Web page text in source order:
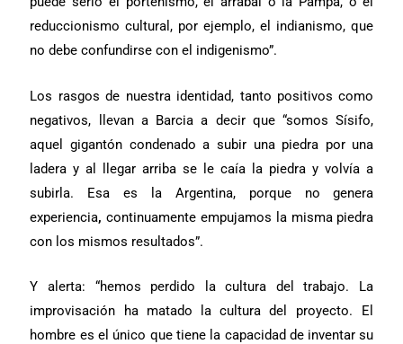
reduccionismo cultural, por ejemplo, el indianismo, que
no debe confundirse con el indigenismo”.
Los rasgos de nuestra identidad, tanto positivos como
negativos, llevan a Barcia a decir que “somos Sísifo,
aquel gigantón condenado a subir una piedra por una
ladera y al llegar arriba se le caía la piedra y volvía a
subirla. Esa es la Argentina, porque no genera
experiencia, continuamente empujamos la misma piedra
con los mismos resultados”.
Y alerta: “hemos perdido la cultura del trabajo.
La
improvisación ha matado la cultura del proyecto. El
hombre es el único que tiene la capacidad de inventar su